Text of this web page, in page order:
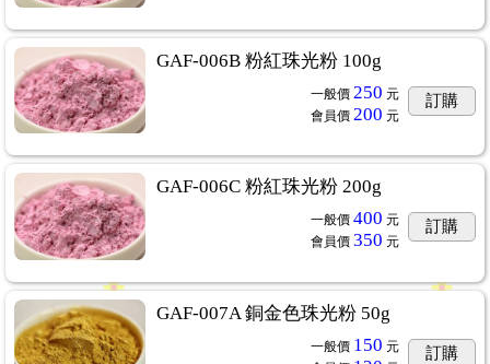
GAF-006B 粉紅珠光粉 100g
一般價 250 元
會員價 200 元
訂購
GAF-006C 粉紅珠光粉 200g
一般價 400 元
會員價 350 元
訂購
GAF-007A 銅金色珠光粉 50g
一般價 150 元
訂購